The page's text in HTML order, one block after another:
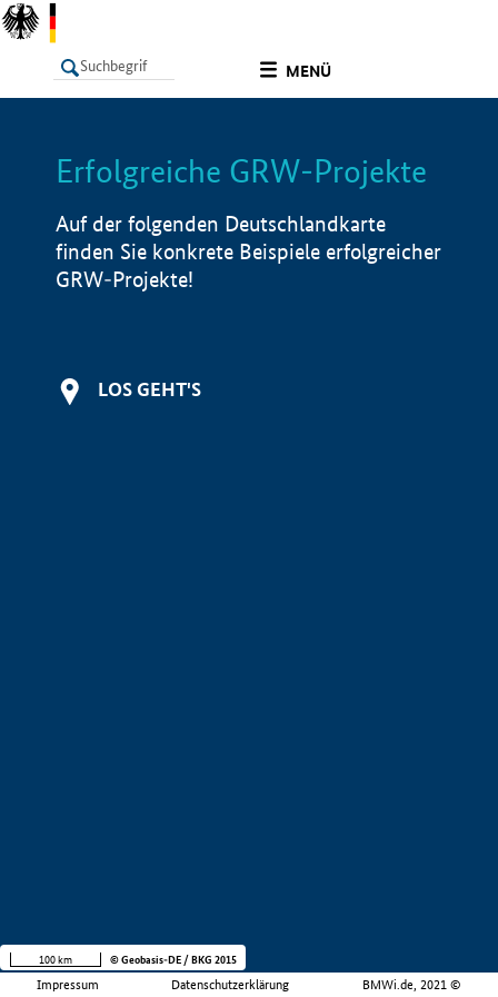
MENÜ
LISTE Info
Erfolgreiche GRW-Projekte
Auf der folgenden Deutschlandkarte
finden Sie konkrete Beispiele erfolgreicher
GRW-Projekte!
LOS GEHT'S
Impressum Datenschutzerklärung BMWi.de, 2021 ©
100 km © Geobasis-DE / BKG 2015